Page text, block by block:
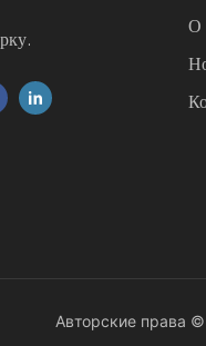
О
Авторские права